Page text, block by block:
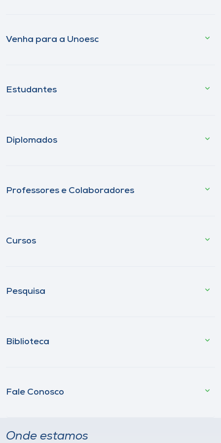
Venha para a Unoesc
Estudantes
Diplomados
Professores e Colaboradores
Cursos
Pesquisa
Biblioteca
Fale Conosco
Onde estamos